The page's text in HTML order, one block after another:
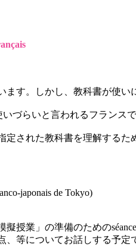
す。しかし、教科書が使い
づらいと言われるフランス
された教科書を理解するた
japonais de Tokyo)
授業」の準備のための
、等についてお話しする予